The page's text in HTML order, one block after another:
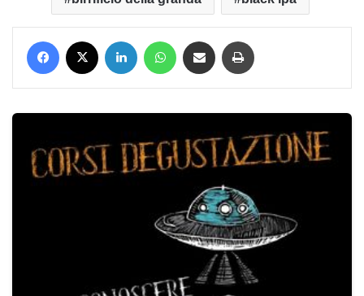
Facebook LinkedIn WhatsApp Condividi via mail